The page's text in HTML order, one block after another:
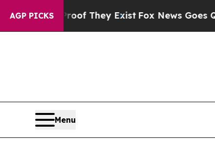
AGP PICKS
no Proof They ExistFox News Goes Quiet
Menu